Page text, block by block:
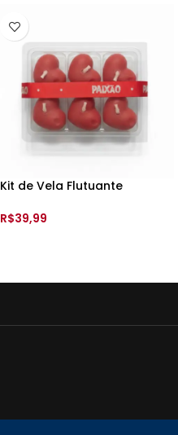
Kit de Vela Flutuante
Isa
R$39,99